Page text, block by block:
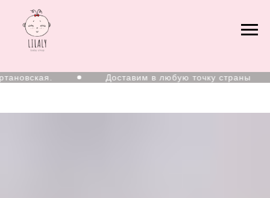
Доставим в любую точку страны